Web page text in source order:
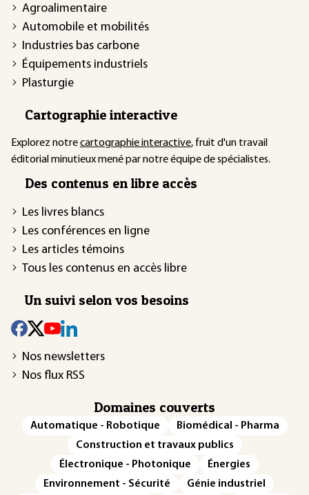
Agroalimentaire
Automobile et mobilités
Industries bas carbone
Équipements industriels
Plasturgie
Cartographie interactive
Explorez notrecartographie interactive, fruit d'un travail
éditorial minutieux mené par notre équipe de spécialistes.
Des contenus en libre accès
Les livres blancs
Les conférences en ligne
Les articles témoins
Tous les contenus en accès libre
Un suivi selon vos besoins
Nos newsletters
Nos flux RSS
Domaines couverts
Automatique - Robotique
Biomédical - Pharma
Construction et travaux publics
Électronique - Photonique
Énergies
Environnement - Sécurité
Génie industriel